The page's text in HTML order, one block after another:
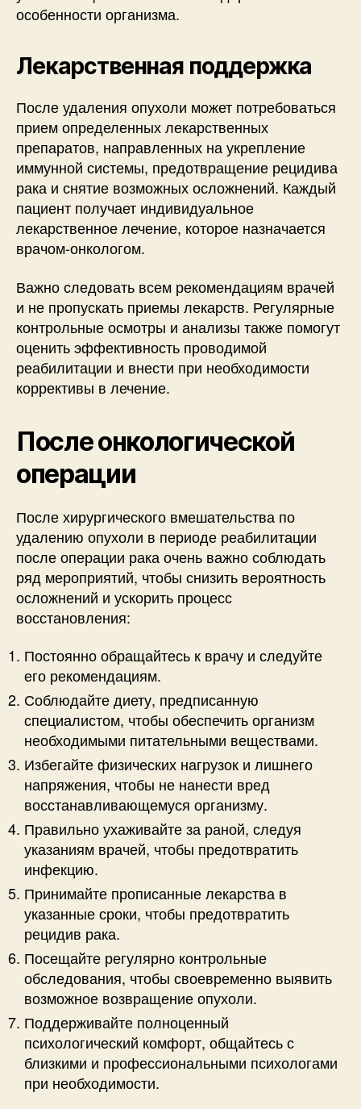
особенности организма.
Лекарственная поддержка
После удаления опухоли может потребоваться
прием определенных лекарственных
препаратов, направленных на укрепление
иммунной системы, предотвращение рецидива
рака и снятие возможных осложнений. Каждый
пациент получает индивидуальное
лекарственное лечение, которое назначается
врачом-онкологом.
Важно следовать всем рекомендациям врачей
и не пропускать приемы лекарств. Регулярные
контрольные осмотры и анализы также помогут
оценить эффективность проводимой
реабилитации и внести при необходимости
коррективы в лечение.
После онкологической
операции
После хирургического вмешательства по
удалению опухоли в периоде реабилитации
после операции рака очень важно соблюдать
ряд мероприятий, чтобы снизить вероятность
осложнений и ускорить процесс
восстановления:
Постоянно обращайтесь к врачу и следуйте
его рекомендациям.
Соблюдайте диету, предписанную
специалистом, чтобы обеспечить организм
необходимыми питательными веществами.
Избегайте физических нагрузок и лишнего
напряжения, чтобы не нанести вред
восстанавливающемуся организму.
Правильно ухаживайте за раной, следуя
указаниям врачей, чтобы предотвратить
инфекцию.
Принимайте прописанные лекарства в
указанные сроки, чтобы предотвратить
рецидив рака.
Посещайте регулярно контрольные
обследования, чтобы своевременно выявить
возможное возвращение опухоли.
Поддерживайте полноценный
психологический комфорт, общайтесь с
близкими и профессиональными психологами
при необходимости.